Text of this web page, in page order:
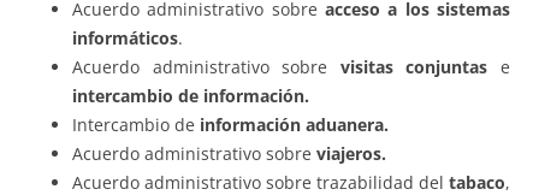
Acuerdo administrativo sobre acceso a los sistemas
informáticos.
Acuerdo administrativo sobre visitas conjuntas e
intercambio de información.
Intercambio de información aduanera.
Acuerdo administrativo sobre viajeros.
Acuerdo administrativo sobre trazabilidad del tabaco,